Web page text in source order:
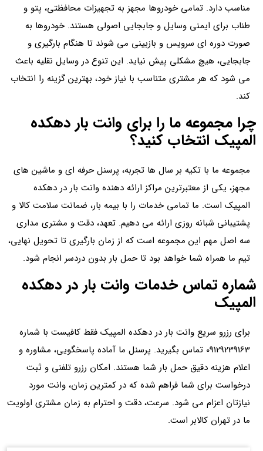
مناسب دارد. تمامی خودروها مجهز به تجهیزات محافظتی، پتو و
طناب برای ایمنی وسایل و جابجایی اصولی هستند. خودروها به‌
صورت دوره ای سرویس و بازبینی می‌ شوند تا هنگام بارگیری و
جابجایی، هیچ مشکلی پیش نیاید. این تنوع در وسایل نقلیه باعث
می شود که هر مشتری متناسب با نیاز خود، بهترین گزینه را انتخاب
کند.
چرا مجموعه ما را برای وانت بار دهکده
المپیک انتخاب کنید؟
مجموعه ما با تکیه بر سال‌ ها تجربه، پرسنل حرفه ای و ماشین های
مجهز، یکی از معتبرترین مراکز ارائه‌ دهنده وانت بار در دهکده
المپیک است. ما تمامی خدمات را با بیمه بار، ضمانت سلامت کالا و
پشتیبانی شبانه روزی ارائه می دهیم. تعهد، دقت و مشتری‌ مداری
سه اصل مهم این مجموعه است که از زمان بارگیری تا تحویل نهایی،
تیم ما همراه شما خواهد بود تا حمل بار بدون دردسر انجام شود.
شماره تماس خدمات وانت بار در دهکده
المپیک
برای رزرو سریع وانت بار در دهکده المپیک فقط کافیست با شماره
09129239163 تماس بگیرید. پرسنل ما آماده پاسخگویی، مشاوره و
اعلام هزینه دقیق حمل بار شما هستند. امکان رزرو تلفنی و ثبت
درخواست برای شما فراهم شده که در کمترین زمان، وانت مورد
نیازتان اعزام می شود. سرعت، دقت و احترام به زمان مشتری اولویت
ما در تهران کالابر است.